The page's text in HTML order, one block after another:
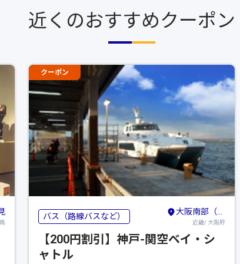
近くのおすすめクーポン
クーポン
バス（路線バスなど） 大阪南部（堺・岸和田・関西空港）
近畿/ 大阪府
【200円割引】神戸-関空ベイ・シ
ャトル